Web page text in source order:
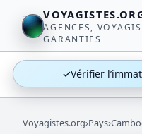
AGENCES,
GARANTIES
✓Vérifier
Voyagistes.org›Pays›